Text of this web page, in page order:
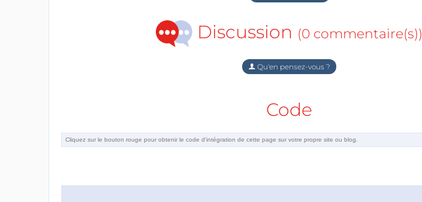
Discussion (0 commentaire(s))
Qu'en pensez-vous ?
Code